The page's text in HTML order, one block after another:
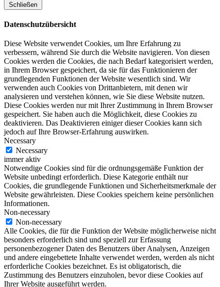
Schließen
Datenschutzübersicht
Diese Website verwendet Cookies, um Ihre Erfahrung zu
verbessern, während Sie durch die Website navigieren. Von diesen
Cookies werden die Cookies, die nach Bedarf kategorisiert werden,
in Ihrem Browser gespeichert, da sie für das Funktionieren der
grundlegenden Funktionen der Website wesentlich sind. Wir
verwenden auch Cookies von Drittanbietern, mit denen wir
analysieren und verstehen können, wie Sie diese Website nutzen.
Diese Cookies werden nur mit Ihrer Zustimmung in Ihrem Browser
gespeichert. Sie haben auch die Möglichkeit, diese Cookies zu
deaktivieren. Das Deaktivieren einiger dieser Cookies kann sich
jedoch auf Ihre Browser-Erfahrung auswirken.
Necessary
Necessary
immer aktiv
Notwendige Cookies sind für die ordnungsgemäße Funktion der
Website unbedingt erforderlich. Diese Kategorie enthält nur
Cookies, die grundlegende Funktionen und Sicherheitsmerkmale der
Website gewährleisten. Diese Cookies speichern keine persönlichen
Informationen.
Non-necessary
Non-necessary
Alle Cookies, die für die Funktion der Website möglicherweise nicht
besonders erforderlich sind und speziell zur Erfassung
personenbezogener Daten des Benutzers über Analysen, Anzeigen
und andere eingebettete Inhalte verwendet werden, werden als nicht
erforderliche Cookies bezeichnet. Es ist obligatorisch, die
Zustimmung des Benutzers einzuholen, bevor diese Cookies auf
Ihrer Website ausgeführt werden.